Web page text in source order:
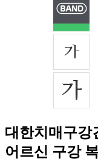
대한치매구강
어르신 구강